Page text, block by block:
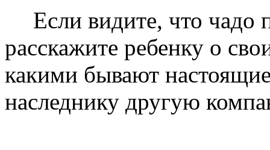
Если видите, что
расскажите ребенку о
какими бывают
наследнику другую